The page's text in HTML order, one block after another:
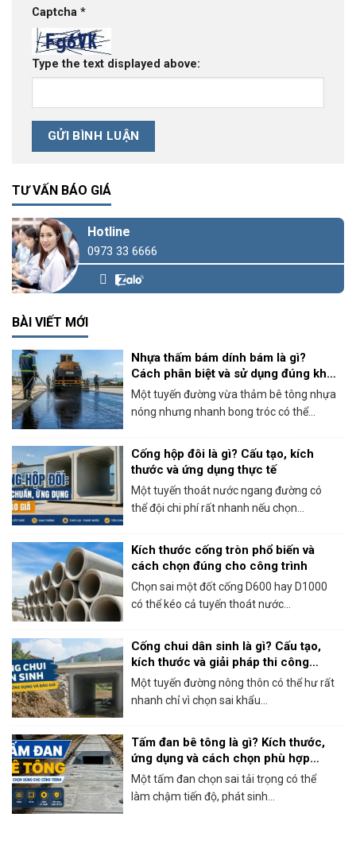
Captcha *
Type the text displayed above:
TƯ VẤN BÁO GIÁ
Hotline
0973 33 6666
BÀI VIẾT MỚI
Nhựa thấm bám dính bám là gì?
Cách phân biệt và sử dụng đúng khi
thi công bê tông nhựa
Một tuyến đường vừa thảm bê tông nhựa
nóng nhưng nhanh bong tróc có thể...
Cống hộp đôi là gì? Cấu tạo, kích
thước và ứng dụng thực tế
Một tuyến thoát nước ngang đường có
thể đội chi phí rất nhanh nếu chọn...
Kích thước cống tròn phổ biến và
cách chọn đúng cho công trình
Chọn sai một đốt cống D600 hay D1000
có thể kéo cả tuyến thoát nước...
Cống chui dân sinh là gì? Cấu tạo,
kích thước và giải pháp thi công
thực tế
Một tuyến đường nông thôn có thể hư rất
nhanh chỉ vì chọn sai khẩu...
Tấm đan bê tông là gì? Kích thước,
ứng dụng và cách chọn phù hợp
công trình
Một tấm đan chọn sai tải trọng có thể
làm chậm tiến độ, phát sinh...